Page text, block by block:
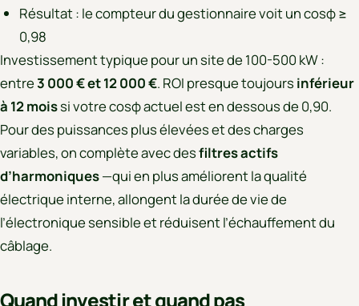
Résultat : le compteur du gestionnaire voit un cosφ ≥
0,98
Investissement typique pour un site de 100-500 kW :
entre3 000 € et 12 000 €. ROI presque toujours inférieur
à 12 moissi votre cosφ actuel est en dessous de 0,90.
Pour des puissances plus élevées et des charges
variables, on complète avec desfiltres actifs
d’harmoniques—qui en plus améliorent la qualité
électrique interne, allongent la durée de vie de
l’électronique sensible et réduisent l’échauffement du
câblage.
Quand investir et quand pas